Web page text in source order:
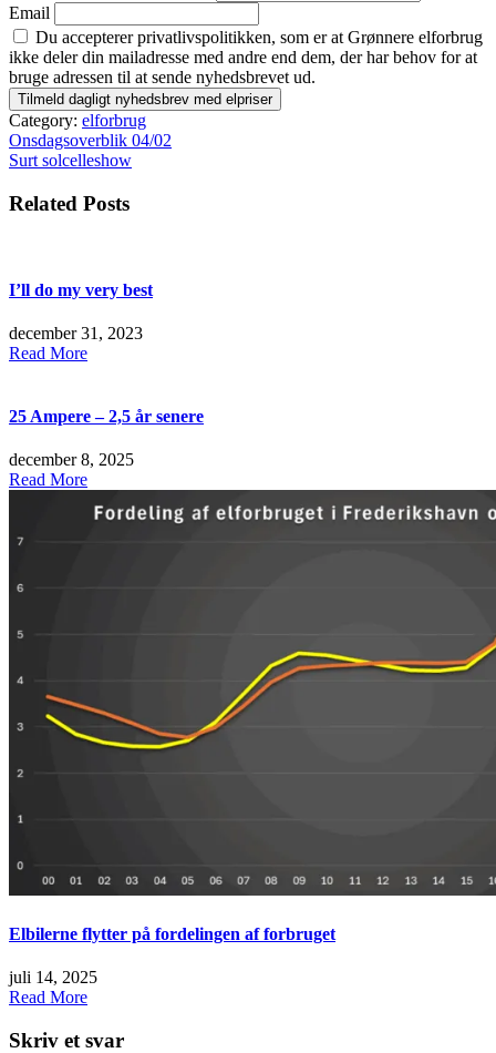
Email
Du accepterer privatlivspolitikken, som er at Grønnere elforbrug
ikke deler din mailadresse med andre end dem, der har behov for at
bruge adressen til at sende nyhedsbrevet ud.
Category: elforbrug
Indlægsnavigation
Onsdagsoverblik 04/02
Surt solcelleshow
Related Posts
I’ll do my very best
december 31, 2023
Read More
25 Ampere – 2,5 år senere
december 8, 2025
Read More
Elbilerne flytter på fordelingen af forbruget
juli 14, 2025
Read More
Skriv et svar